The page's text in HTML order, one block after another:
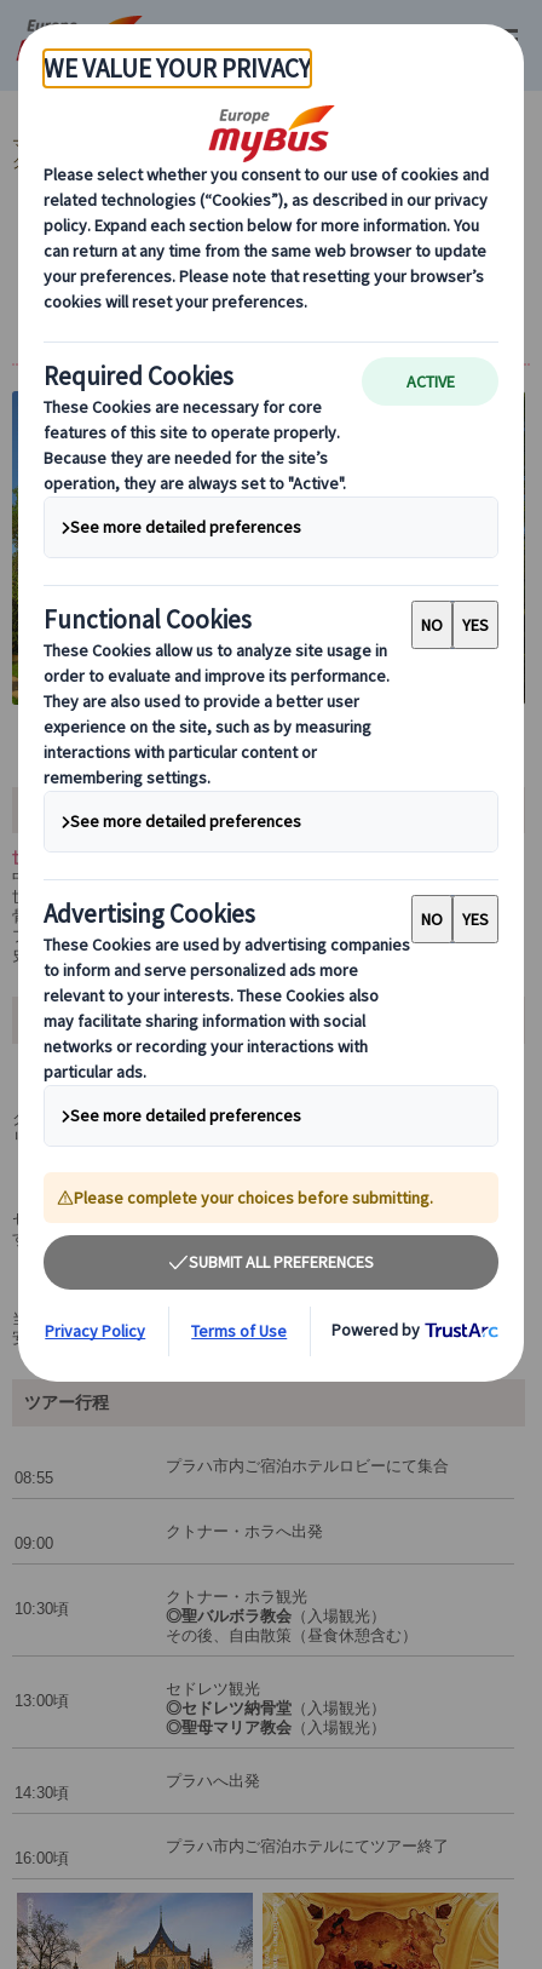
マイバス・ヨーロッパ チェコ (19) プラハ (19)
クトナー ホラ (3)
【日本語公認ガイド＆専用車付】中世に繁栄
した世界遺産の街～クトナー・ホラ プライベ
世界遺産の街を巡る――クトナー・ホラ＆セドレツ１日観光ツアー
中世に銀鉱で栄えたクトナー・ホラでは、歴史地区や壮麗な大聖堂など
世界遺産の名所を観光。さらに近郊セドレツにもご案内し、約4万人の人
骨が納められた納骨堂や聖母マリア教会も訪れます。
プラハやチェスキー・クルムロフとは異なる独特の魅力を持つ街で、歴
史と神秘に触れる特別な一日をお楽しみください。
ツアーポイント
ユネスコ世界遺産の町を歩く！
クトナー・ホラの聖バルボラ教会がある歴史地区と、セドレツの聖母マ
リア大聖堂はユネスコの世界遺産に登録されています。
圧倒の聖空間、セドレツ納骨堂
セドレツではおよそ4万人の人骨が保管されているという納骨堂を訪れま
す。細部まで行き届いた装飾はすべて人骨で出来たものです。
日本語公認ガイド+専用車付きの安心プラン♪
当日はプラハからお帰りのホテルまで日本語公認ガイドが同行するでの
安心♪
ツアー行程
08:55
プラハ市内ご宿泊ホテルロビーにて集合
09:00
クトナー・ホラへ出発
10:30頃
クトナー・ホラ観光
◎聖バルボラ教会 （入場観光）
その後、自由散策（昼食休憩含む）
13:00頃
セドレツ観光
◎セドレツ納骨堂 （入場観光）
◎聖母マリア教会 （入場観光）
14:30頃
プラハへ出発
16:00頃
プラハ市内ご宿泊ホテルにてツアー終了